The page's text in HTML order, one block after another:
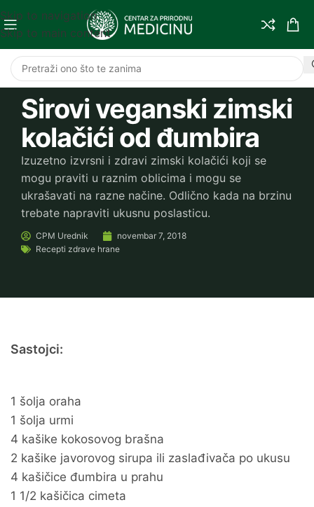
Skip to navigation
Skip to main content
Sirovi veganski zimski
kolačići od đumbira
Izuzetno izvrsni i zdravi zimski kolačići koji se
mogu praviti u raznim oblicima i mogu se
ukrašavati na razne načine. Odlično kada na brzinu
trebate napraviti ukusnu poslasticu.
CPM Urednik
novembar 7, 2018
Recepti zdrave hrane
Sastojci:
1 šolja oraha
1 šolja urmi
4 kašike kokosovog brašna
2 kašike javorovog sirupa ili zaslađivača po ukusu
4 kašičice đumbira u prahu
1 1/2 kašičica cimeta